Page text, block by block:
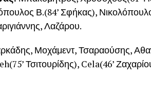
Β.(84’ Σφήκας),
Λαζάρου.
Μοχάμεντ, Τσαραούσης,
Τσιτουρίδης), Cela(46’